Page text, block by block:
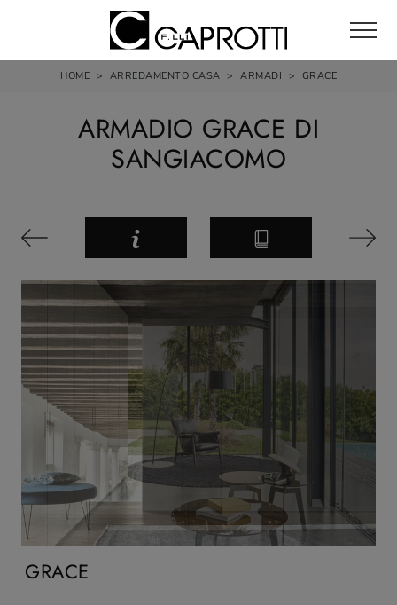
HOME > ARREDAMENTO CASA > ARMADI > GRACE
ARMADIO GRACE DI
SANGIACOMO
GRACE